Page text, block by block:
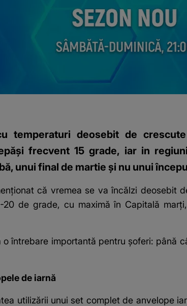
temperaturi deosebit de
frecvent 15 grade, iar in
unui final de martie și nu unui
că vremea se va încălzi deosebit
de grade, cu maximă în Capitală
întrebare importantă pentru șoferi: până
de iarnă
utilizării unui set complet de anvelope